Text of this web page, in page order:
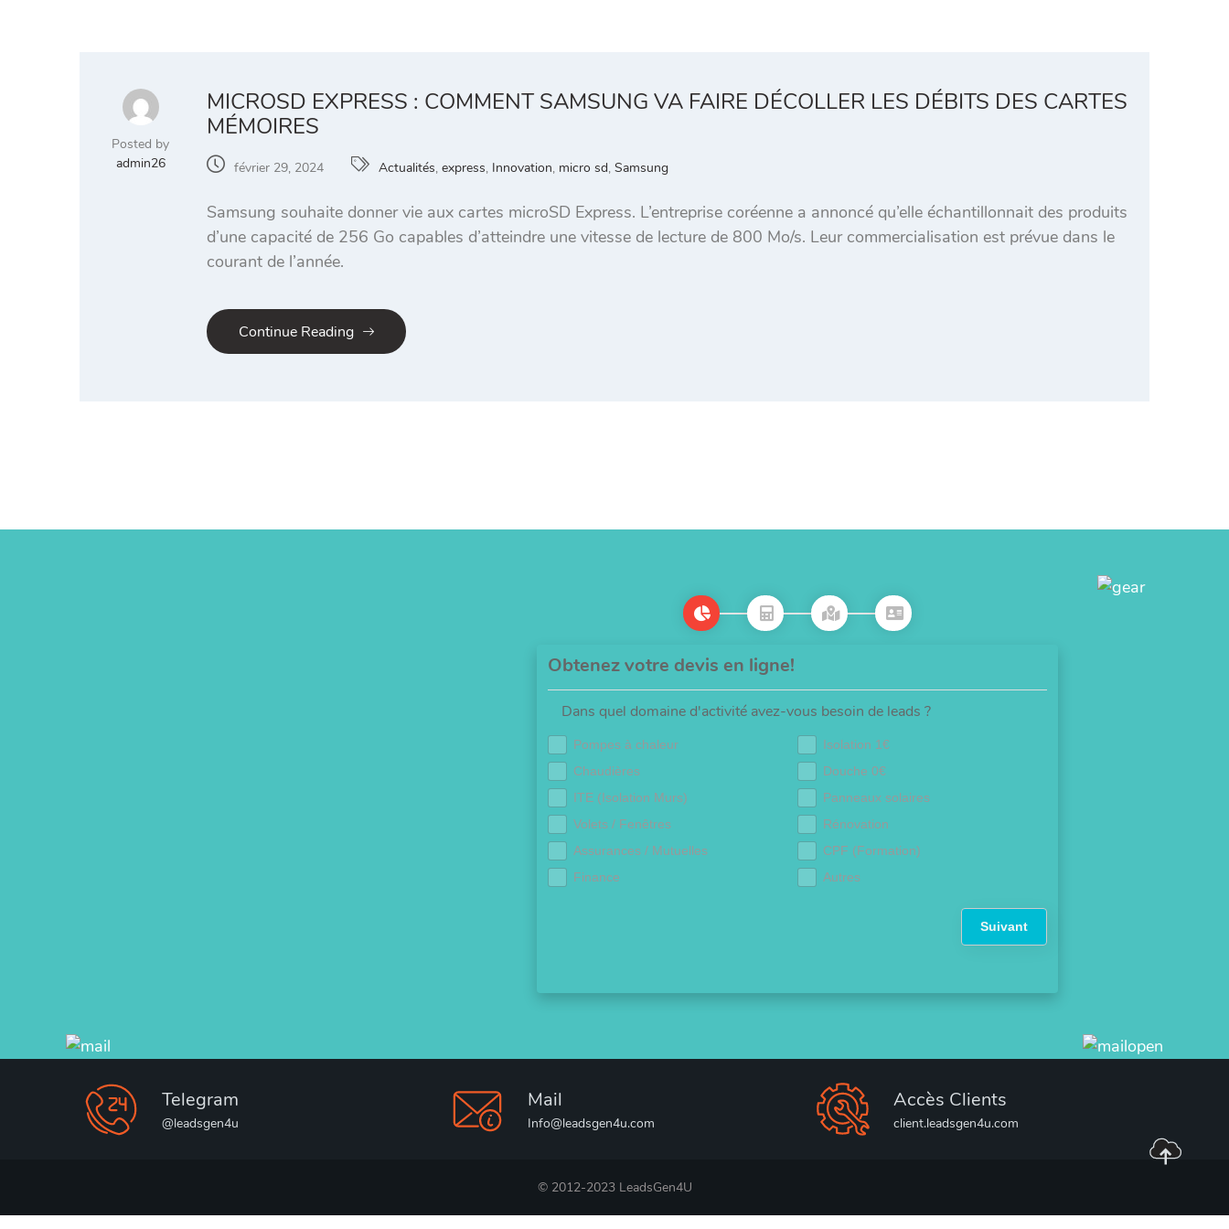
Posted by
admin26
MICROSD EXPRESS : COMMENT SAMSUNG VA FAIRE DÉCOLLER LES DÉBITS DES CARTES
MÉMOIRES
février 29, 2024 Actualités, express, Innovation, micro sd, Samsung
Samsung souhaite donner vie aux cartes microSD Express. L’entreprise coréenne a annoncé qu’elle échantillonnait des produits
d’une capacité de 256 Go capables d’atteindre une vitesse de lecture de 800 Mo/s. Leur commercialisation est prévue dans le
courant de l’année.
Continue Reading
Obtenez votre devis en ligne!
Dans quel domaine d'activité avez-vous besoin de leads ?
Pompes à chaleur
Isolation 1€
Chaudières
Douche 0€
ITE (Isolation Murs)
Panneaux solaires
Volets / Fenêtres
Rénovation
Assurances / Mutuelles
CPF (Formation)
Finance
Autres
Suivant
Telegram
@leadsgen4u
Mail
Info@leadsgen4u.com
Accès Clients
client.leadsgen4u.com
© 2012-2023 LeadsGen4U